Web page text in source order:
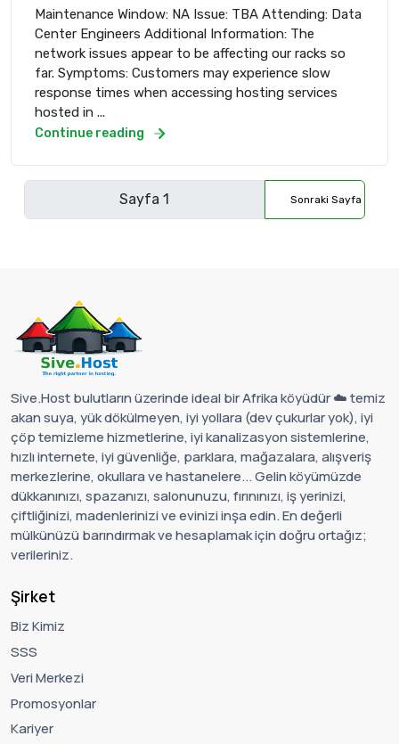
Maintenance Window: NA Issue: TBA Attending: Data
Center Engineers Additional Information: The
network issues appear to be affecting our racks so
far. Symptoms: Customers may experience slow
response times when accessing hosting services
hosted in ...
Continue reading
Sonraki Sayfa
Sive.Host bulutların üzerinde ideal bir Afrika köyüdür ☁️ temiz
akan suya, yük dökülmeyen, iyi yollara (dev çukurlar yok), iyi
çöp temizleme hizmetlerine, iyi kanalizasyon sistemlerine,
hızlı internete, iyi güvenliğe, parklara, mağazalara, alışveriş
merkezlerine, okullara ve hastanelere... Gelin köyümüzde
dükkanınızı, spazanızı, salonunuzu, fırınınızı, iş yerinizi,
çiftliğinizi, madenlerinizi ve evinizi inşa edin. En değerli
mülkünüzü barındırmak ve hesaplamak için doğru ortağız;
verileriniz.
Şirket
Biz Kimiz
SSS
Veri Merkezi
Promosyonlar
Kariyer